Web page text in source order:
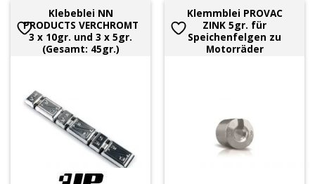
Klebeblei NN
PRODUCTS VERCHROMT
3 x 10gr. und 3 x 5gr.
(Gesamt: 45gr.)
Klemmblei PROVAC
ZINK 5gr. für
Speichenfelgen zu
Motorräder